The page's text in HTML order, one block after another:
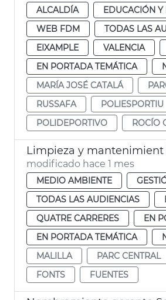
ALCALDÍA
EDUCACIÓN Y
WEB FDM
TODAS LAS
EIXAMPLE
VALENCIA
EN PORTADA TEMÁTICA
MARÍA JOSÉ CATALÁ
RUSSAFA
POLIESPORTIU
POLIDEPORTIVO
ROCÍO
modificado hace 1 mes
MEDIO AMBIENTE
TODAS LAS AUDIENCIAS
QUATRE CARRERES
EN
EN PORTADA TEMÁTICA
MALILLA
PARC CENTRAL
FONTS
FUENTES